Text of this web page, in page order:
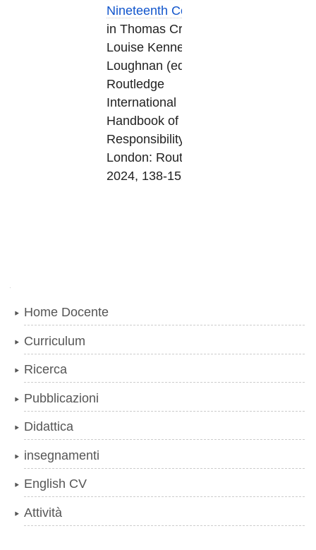
Nineteenth Centuries)
inThomas Croft,
Louise Kennefick, Arlie
Loughnan (eds),
Routledge
International
Handbook of Criminal
Responsibility
London: Routledge,
2024, 138-152.
Home Docente
Curriculum
Ricerca
Pubblicazioni
Didattica
insegnamenti
English CV
Attività